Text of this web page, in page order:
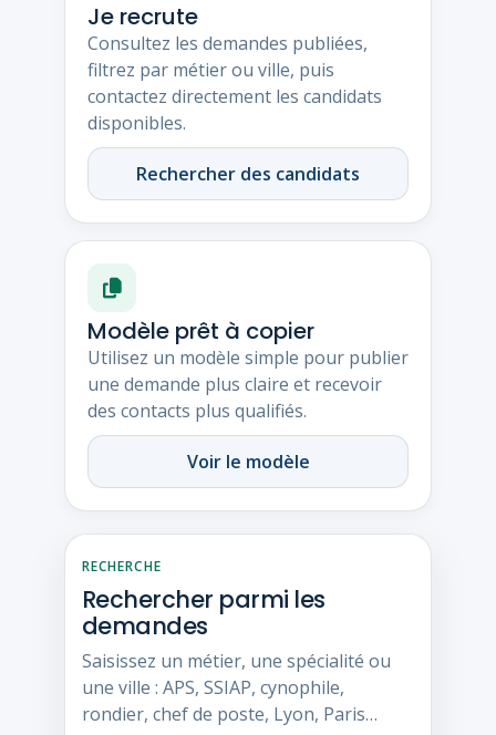
Je recrute
Consultez les demandes publiées,
filtrez par métier ou ville, puis
contactez directement les candidats
disponibles.
Rechercher des candidats
Modèle prêt à copier
Utilisez un modèle simple pour publier
une demande plus claire et recevoir
des contacts plus qualifiés.
Voir le modèle
RECHERCHE
Rechercher parmi les
demandes
Saisissez un métier, une spécialité ou
une ville : APS, SSIAP, cynophile,
rondier, chef de poste, Lyon, Paris…